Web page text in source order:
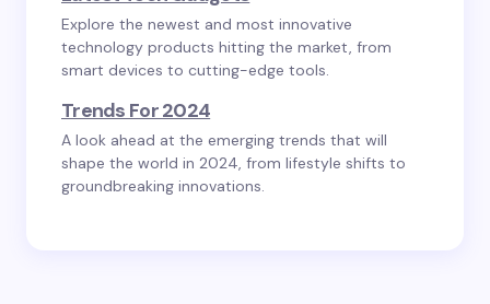
Explore the newest and most innovative
technology products hitting the market, from
smart devices to cutting-edge tools.
Trends For 2024
A look ahead at the emerging trends that will
shape the world in 2024, from lifestyle shifts to
groundbreaking innovations.